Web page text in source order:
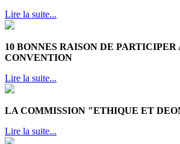
Lire la suite...
10 BONNES RAISON DE PARTICIPER
CONVENTION
Lire la suite...
LA COMMISSION "ETHIQUE ET
Lire la suite...